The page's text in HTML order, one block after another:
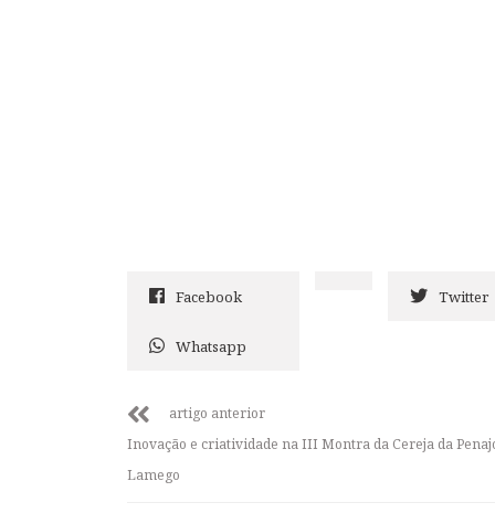
Facebook Twitter
Whatsapp
artigo anterior
Inovação e criatividade na III Montra da Cereja da
Lamego